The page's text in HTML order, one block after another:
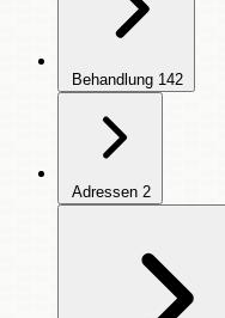
Behandlung 142
Adressen 2